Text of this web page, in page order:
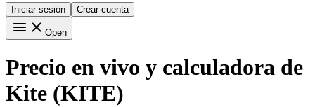
Iniciar sesión Crear cuenta
Open
Precio en vivo y calculadora de
Kite (KITE)